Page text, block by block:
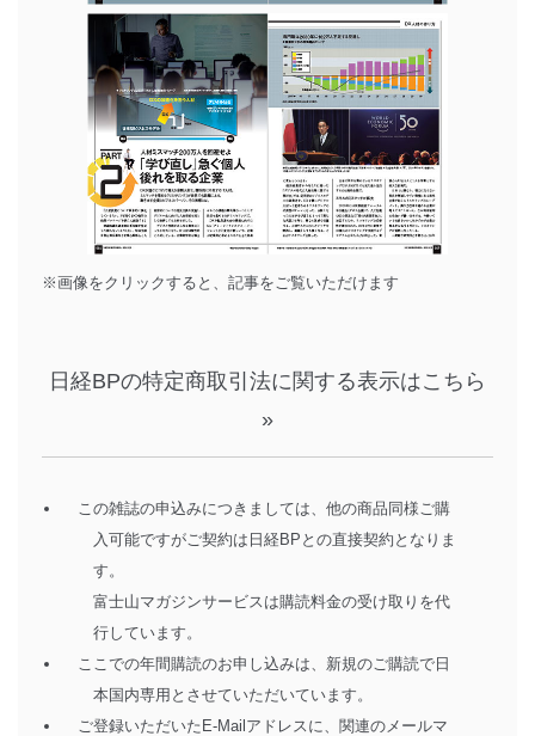
※画像をクリックすると、記事をご覧いただけます
日経BPの特定商取引法に関する表示はこちら
»
この雑誌の申込みにつきましては、他の商品同様ご購
入可能ですがご契約は日経BPとの直接契約となりま
す。
富士山マガジンサービスは購読料金の受け取りを代
行しています。
ここでの年間購読のお申し込みは、新規のご購読で日
本国内専用とさせていただいています。
ご登録いただいたE-Mailアドレスに、関連のメールマ